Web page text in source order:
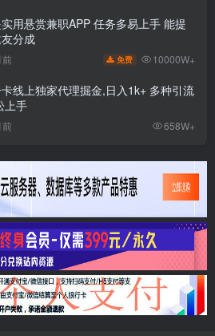
用悬赏兼职APP 任务多易上手 能提
分成
前 免费 10000W+
线上独家代理掘金,日入1k+ 多种引流
上手
前 658W+